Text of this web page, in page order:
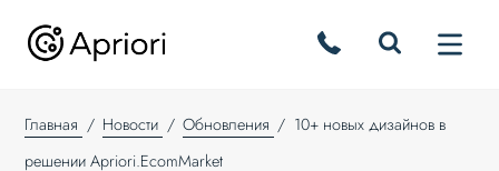
Главная Новости Обновления
10+ новых дизайнов в
решении Apriori.EcomMarket